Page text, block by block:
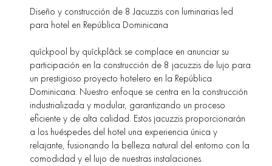
Diseño y construcción de 8 Jacuzzis con luminarias led
para hotel en República Dominicana
quîckpool by quîckplâck se complace en anunciar su
participación en la construcción de 8 jacuzzis de lujo para
un prestigioso proyecto hotelero en la República
Dominicana. Nuestro enfoque se centra en la construcción
industrializada y modular, garantizando un proceso
eficiente y de alta calidad. Estos jacuzzis proporcionarán
a los huéspedes del hotel una experiencia única y
relajante, fusionando la belleza natural del entorno con la
comodidad y el lujo de nuestras instalaciones.